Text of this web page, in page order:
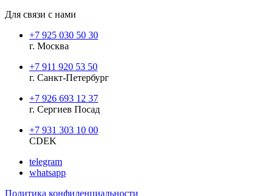
Для связи с нами
+7 925 030 50 30
г. Москва
+7 911 920 53 50
г. Санкт-Петербург
+7 926 693 12 37
г. Сергиев Посад
+7 931 303 10 00
CDEK
telegram
whatsapp
Политика конфиденциальности